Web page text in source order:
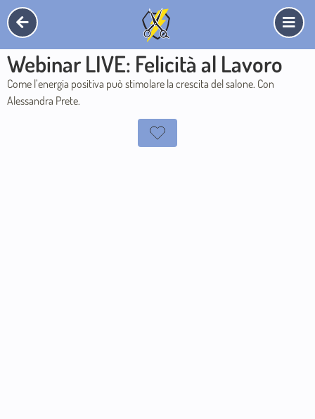
Webinar LIVE: Felicità al Lavoro
Come l’energia positiva può stimolare la crescita del salone. Con
Alessandra Prete.